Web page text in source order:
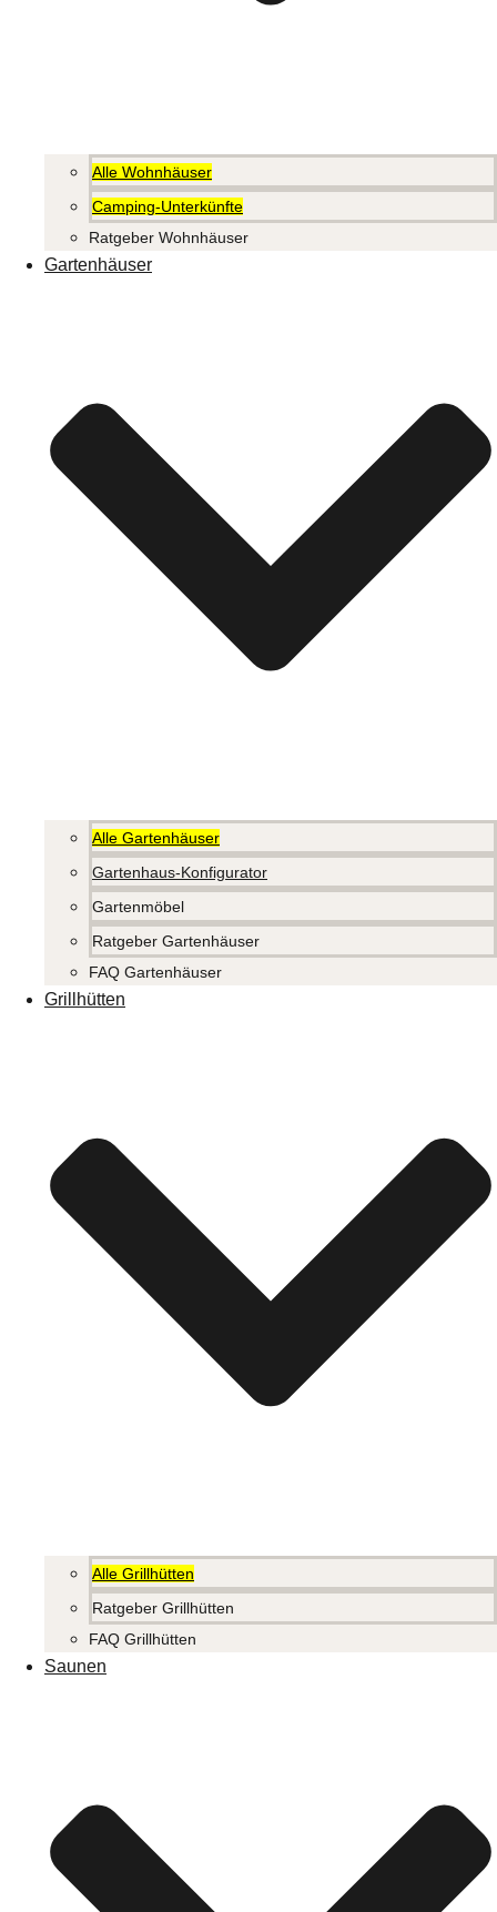
Alle Wohnhäuser
Camping-Unterkünfte
Ratgeber Wohnhäuser
Gartenhäuser
Alle Gartenhäuser
Gartenhaus-Konfigurator
Gartenmöbel
Ratgeber Gartenhäuser
FAQ Gartenhäuser
Grillhütten
Alle Grillhütten
Ratgeber Grillhütten
FAQ Grillhütten
Saunen